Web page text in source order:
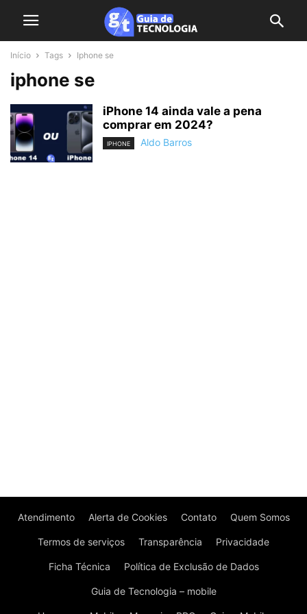
Início Tags Iphone se
iphone se
iPhone 14 ainda vale a pena
comprar em 2024?
IPHONE Aldo Barros
Atendimento Alerta de Cookies Contato Quem Somos
Termos de serviços Transparência Privacidade
Ficha Técnica Política de Exclusão de Dados
Guia de Tecnologia – mobile